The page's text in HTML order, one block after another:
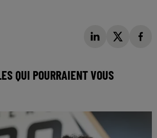
QUI POURRAIENT VOUS